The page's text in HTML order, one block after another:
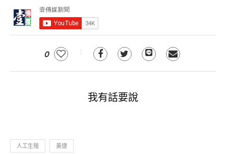
0
我有話要說
人工生殖 黃捷